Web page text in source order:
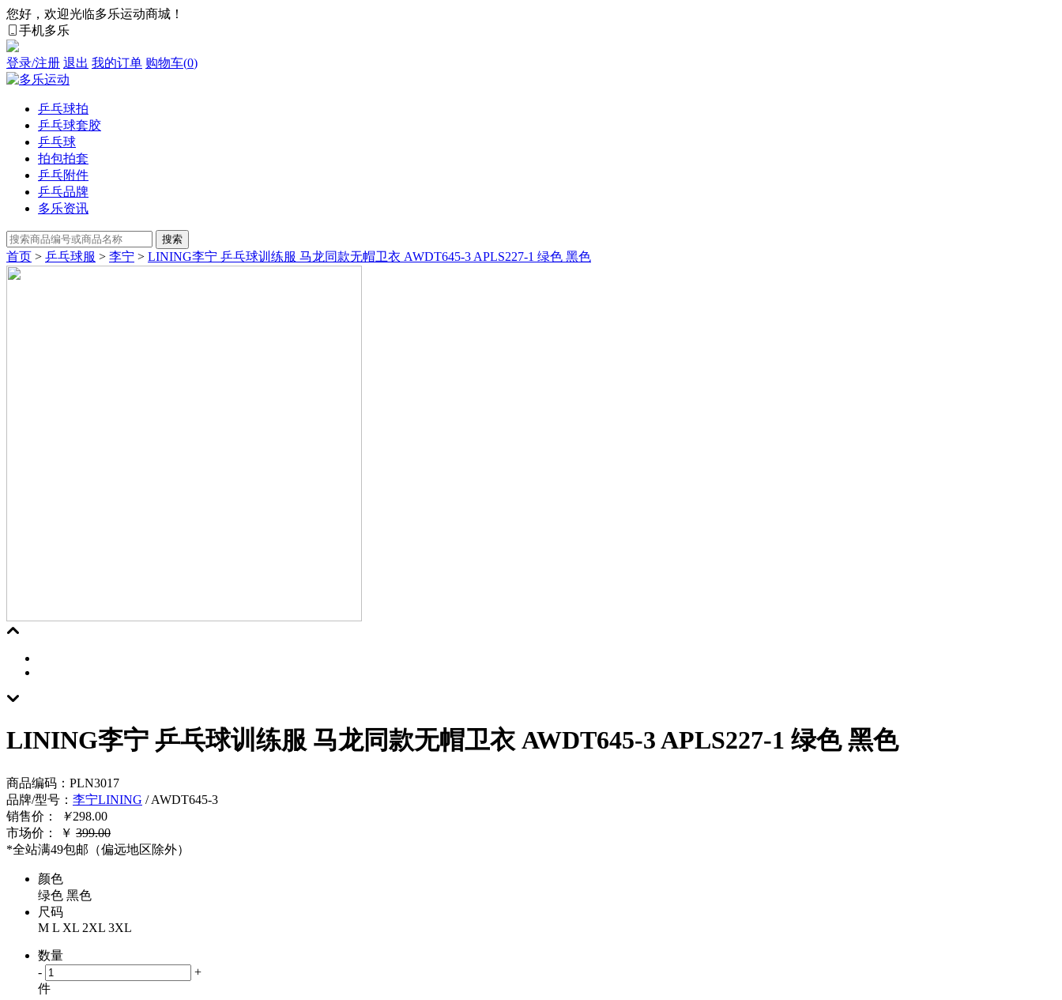
您好，欢迎光临多乐运动商城！
手机多乐
登录/注册 退出 我的订单 购物车(0)
乒乓球拍
乒乓球套胶
乒乓球
拍包拍套
乒乓附件
乒乓品牌
多乐资讯
首页 > 乒乓球服 > 李宁 > LINING李宁 乒乓球训练服 马龙同款无帽卫衣 AWDT645-3 APLS227-1 绿色 黑色
LINING李宁 乒乓球训练服 马龙同款无帽卫衣 AWDT645-3 APLS227-1 绿色 黑色
商品编码 ： PLN3017
品牌/型号 ： 李宁LINING / AWDT645-3
销售价：
￥298.00
市场价：
￥ 399.00
*全站满49包邮（偏远地区除外）
颜色
绿色 黑色
尺码
M L XL 2XL 3XL
数量
-
+
件